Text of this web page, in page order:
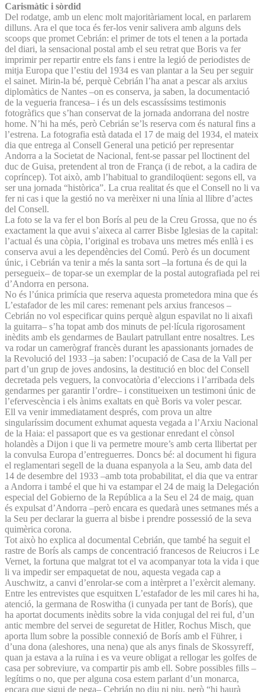
Carismàtic i sòrdid
Del rodatge, amb un elenc molt majoritàriament local, en parlarem
dilluns. Ara el que toca és fer-los venir salivera amb alguns dels
scoops que promet Cebrián: el primer de tots el tenen a la portada
del diari, la sensacional postal amb el seu retrat que Boris va fer
imprimir per repartir entre els fans i entre la legió de periodistes de
mitja Europa que l’estiu del 1934 es van plantar a la Seu per seguir
el sainet. Mirin-la bé, perquè Cebrián l’ha anat a pescar als arxius
diplomàtics de Nantes –on es conserva, ja saben, la documentació
de la vegueria francesa– i és un dels escassíssims testimonis
fotogràfics que s’han conservat de la jornada andorrana del nostre
home. N’hi ha més, però Cebrián se’ls reserva com és natural fins a
l’estrena. La fotografia està datada el 17 de maig del 1934, el mateix
dia que entrega al Consell General una petició per representar
Andorra a la Societat de Nacional, fent-se passar pel lloctinent del
duc de Guisa, pretendent al tron de França (i de rebot, a la cadira de
copríncep). Tot això, amb l’habitual to grandiloqüent: segons ell, va
ser una jornada “històrica”. La crua realitat és que el Consell no li va
fer ni cas i que la gestió no va merèixer ni una línia al llibre d’actes
del Consell.
La foto se la va fer el bon Borís al peu de la Creu Grossa, que no és
exactament la que avui s’aixeca al carrer Bisbe Iglesias de la capital:
l’actual és una còpia, l’original es trobava uns metres més enllà i es
conserva avui a les dependències del Comú. Però és un document
únic, i Cebrián va tenir a més la santa sort –la fortuna és de qui la
persegueix– de topar-se un exemplar de la postal autografiada pel rei
d’Andorra en persona.
No és l’única primícia que reserva aquesta prometedora mina que és
L’estafador de les mil cares: remenant pels arxius francesos –
Cebrián no vol especificar quins perquè algun espavilat no li aixafi
la guitarra– s’ha topat amb dos minuts de pel·lícula rigorosament
inèdits amb els gendarmes de Baulart patrullant entre nosaltres. Les
va rodar un camerògraf francès durant les apassionants jornades de
la Revolució del 1933 –ja saben: l’ocupació de Casa de la Vall per
part d’un grup de joves andosins, la destitució en bloc del Consell
decretada pels veguers, la convocatòria d’eleccions i l’arribada dels
gendarmes per garantir l’ordre– i constitueixen un testimoni únic de
l’efervescència i els ànims exaltats en què Boris va voler pescar.
Ell va venir immediatament després, com prova un altre
singularíssim document exhumat aquesta vegada a l’Arxiu Nacional
de la Haia: el passaport que es va gestionar enredant el cònsol
holandès a Dijon i que li va permetre moure’s amb certa llibertat per
la convulsa Europa d’entreguerres. Doncs bé: al document hi figura
el reglamentari segell de la duana espanyola a la Seu, amb data del
14 de desembre del 1933 –amb tota probabilitat, el dia que va entrar
a Andorra i també el que hi va estampar el 24 de maig la Delegación
especial del Gobierno de la República a la Seu el 24 de maig, quan
és expulsat d’Andorra –però encara es quedarà unes setmanes més a
la Seu per declarar la guerra al bisbe i prendre possessió de la seva
quimèrica corona.
Tot això ho explica al documental Cebrián, que també ha seguit el
rastre de Borís als camps de concentració francesos de Reiucros i Le
Vernet, la fortuna que malgrat tot el va acompanyar tota la vida i que
li va impedir ser empaquetat de nou, aquesta vegada cap a
Auschwitz, a canvi d’enrolar-se com a intèrpret a l’exèrcit alemany.
Entre les entrevistes que esquitxen L’estafador de les mil cares hi ha,
atenció, la germana de Roswitha (i cunyada per tant de Borís), que
ha aportat documents inèdits sobre la vida conjugal del rei ful, d’un
antic membre del servei de seguretat de Hitler, Rochus Misch, que
aporta llum sobre la possible connexió de Borís amb el Führer, i
d’una dona (aleshores, una nena) que als anys finals de Skossyreff,
quan ja estava a la ruïna i es va veure obligat a rellogar les golfes de
casa per sobreviure, va compartir pis amb ell. Sobre possibles fills –
legítims o no, que per alguna cosa estem parlant d’un monarca,
encara que sigui de pega– Cebrián no diu ni piu, però “hi haurà